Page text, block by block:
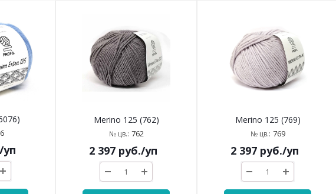
/уп
Merino 125 (762)
№ цв.: 762
2 397 руб./уп
Merino 125 (769)
№ цв.: 769
2 397 руб./уп